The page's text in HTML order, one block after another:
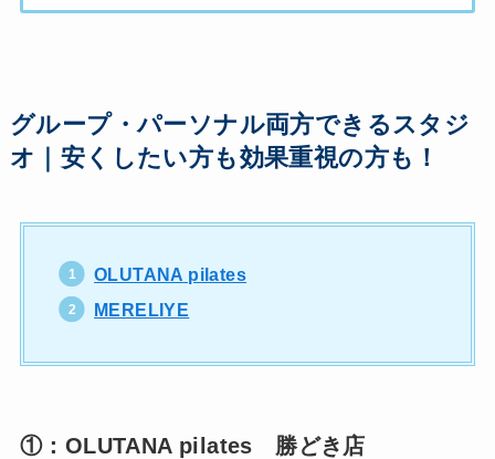
グループ・パーソナル両方できるスタジ
オ｜安くしたい方も効果重視の方も！
OLUTANA pilates
MERELIYE
①：OLUTANA pilates 勝どき店